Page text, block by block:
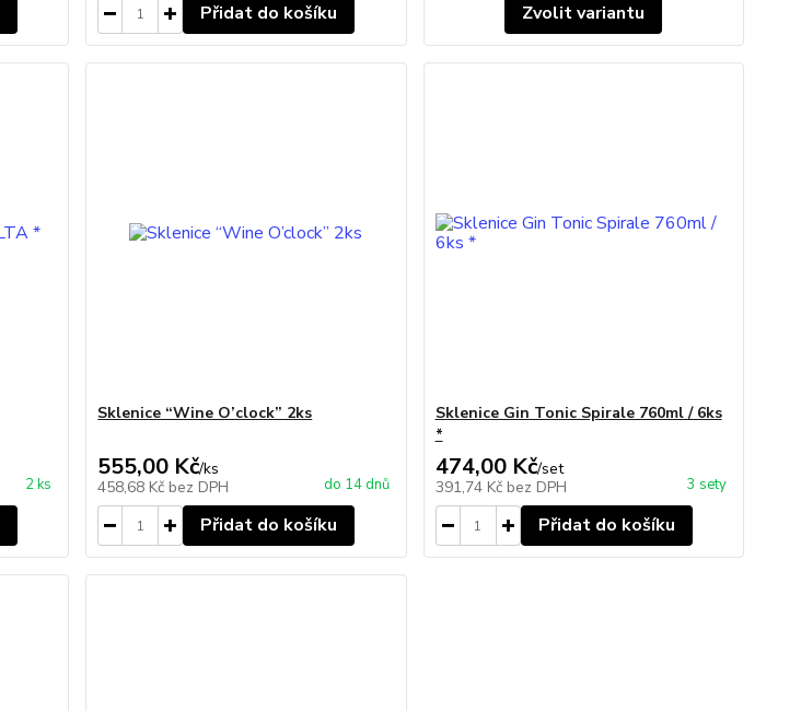
Přidat do košíku Zvolit variantu
2 ks
Sklenice “Wine O’clock” 2ks
555,00 Kč/ks
458,68 Kč bez DPH do 14 dnů
Přidat do košíku
Sklenice Gin Tonic Spirale 760ml / 6ks
*
474,00 Kč/set
391,74 Kč bez DPH 3 sety
Přidat do košíku